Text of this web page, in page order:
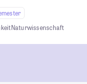
Naturwissenschaft